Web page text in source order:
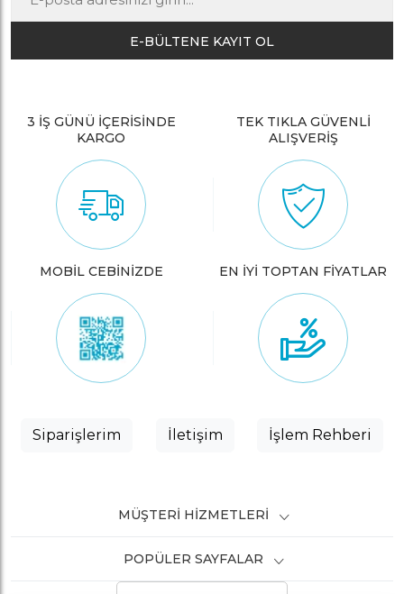
E-BÜLTENE KAYIT OL
3 İŞ GÜNÜ İÇERİSİNDE
KARGO
TEK TIKLA GÜVENLİ
ALIŞVERİŞ
MOBİL CEBİNİZDE EN İYİ TOPTAN FİYATLAR
Siparişlerim İletişim İşlem Rehberi
MÜŞTERI HIZMETLERI
POPÜLER SAYFALAR